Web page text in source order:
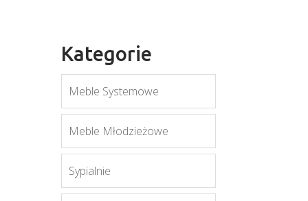
Kategorie
Meble Systemowe
Meble Młodzieżowe
Sypialnie